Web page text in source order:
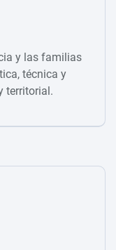
y las familias
técnica y
territorial.